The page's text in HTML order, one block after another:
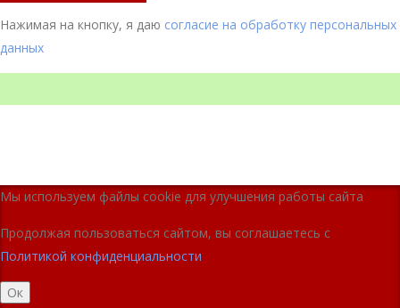
Нажимая на кнопку, я даю согласие на обработку персональных
данных
Мы используем файлы cookie для улучшения работы сайта
Продолжая пользоваться сайтом, вы соглашаетесь с
Политикой конфиденциальности
Ок